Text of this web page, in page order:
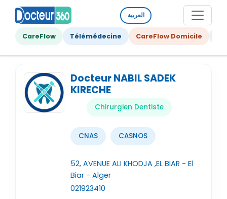
العربية
CareFlow Télémédecine CareFlow Domicile
Docteur NABIL SADEK
KIRECHE
Chirurgien Dentiste
CNAS CASNOS
52, AVENUE ALI KHODJA ,EL BIAR - El
Biar - Alger
021923410